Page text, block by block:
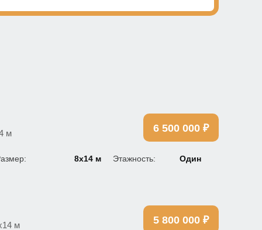
м 6 500 000 ₽
8х14 м Этажность: Один
м 5 800 000 ₽